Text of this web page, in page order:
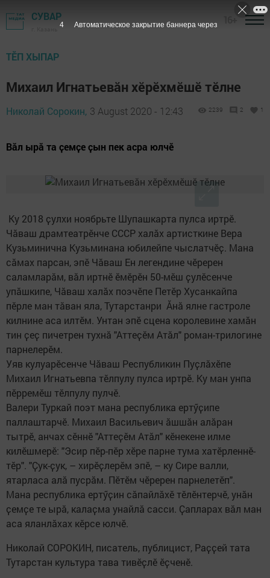
СУВАР
ТӖП ХЫПАР
Михаил Игнатьевӑн хӗрӗхмӗшӗ тӗлне
Николай Сорокин, 3 August 2020 - 12:43 2239 2 1
Вӑл ырӑ та ҫемҫе ҫын пек асра юлчӗ
​Ку 2018 ҫулхи ноябрьте Шупашкарта пулса иртрӗ.
Чӑваш драмтеатрӗнче СССР халăх артисткине Вера
Кузьминична Кузьминана юбилейпе чыслатчӗҫ. Мана
сӑмах парсан, эпӗ Чӑваш Ен легендине чӗререн
саламларӑм, вӑл иртнӗ ӗмӗрӗн 50-мӗш ҫулӗсенче
упӑшкипе, Чӑваш халӑх поэчӗпе Петӗр Хусанкайпа
пӗрле ман тӑван яла, Тутарстанри Ӑнӑ ялне гастроле
килнине аса илтӗм. Унтан эпӗ сцена королевине хамӑн
тин ҫеҫ пичетрен тухнӑ "Аттеҫӗм Атӑл" роман-трилогине
парнелерӗм.
Уяв кулуарӗсенче Чӑваш Республикин Пуҫлӑхӗпе
Михаил Игнатьевпа тӗлпулу пулса иртрӗ. Ку ман унпа
пӗрремӗш тӗлпулу пулчӗ.
Валери Туркай поэт мана республика ертӳҫипе
паллаштарчӗ. Михаил Васильевич ӑшшӑн алӑран
тытрӗ, анчах сӗннӗ "Аттеҫӗм Атӑл" кӗнекене илме
килӗшмерӗ: "Эсир пӗр-пӗр хӗре парне тума хатӗрленнӗ-
тӗр". "Ҫук-ҫук, – хирӗҫлерӗм эпӗ, – ку Сире валли,
ятарласа алӑ пусрӑм. Пӗтӗм чӗререн парнелетӗп".
Мана республика ертӳҫин сӑпайлӑхӗ тӗлӗнтерчӗ, унӑн
ҫемҫе те ырӑ, калаҫма унайлӑ сасси. Ҫапларах вӑл ман
аса яланлӑхах кӗрсе юлчӗ.
Николай СОРОКИН, писатель, публицист, Раҫҫей тата
Тутарстан культура тава тивӗҫлӗ ӗҫченӗ.
3 Автоматическое закрытие баннера через